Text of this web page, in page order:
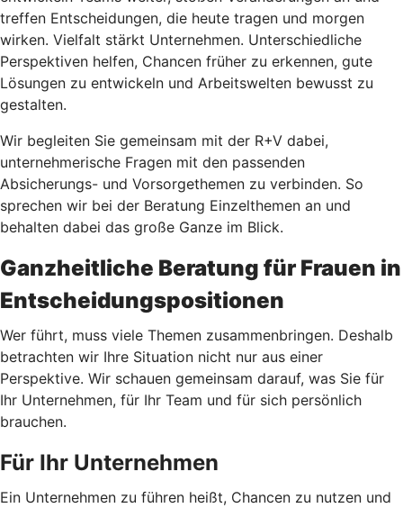
treffen Entscheidungen, die heute tragen und morgen
wirken. Vielfalt stärkt Unternehmen. Unterschiedliche
Perspektiven helfen, Chancen früher zu erkennen, gute
Lösungen zu entwickeln und Arbeitswelten bewusst zu
gestalten.
Wir begleiten Sie gemeinsam mit der R+V dabei,
unternehmerische Fragen mit den passenden
Absicherungs- und Vorsorgethemen zu verbinden. So
sprechen wir bei der Beratung Einzelthemen an und
behalten dabei das große Ganze im Blick.
Ganzheitliche Beratung für Frauen in
Entscheidungspositionen
Wer führt, muss viele Themen zusammenbringen. Deshalb
betrachten wir Ihre Situation nicht nur aus einer
Perspektive. Wir schauen gemeinsam darauf, was Sie für
Ihr Unternehmen, für Ihr Team und für sich persönlich
brauchen.
Für Ihr Unternehmen
Ein Unternehmen zu führen heißt, Chancen zu nutzen und